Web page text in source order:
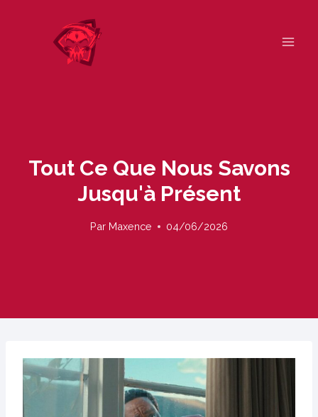
Tout Ce Que Nous Savons
Jusqu'à Présent
Par Maxence 04/06/2026